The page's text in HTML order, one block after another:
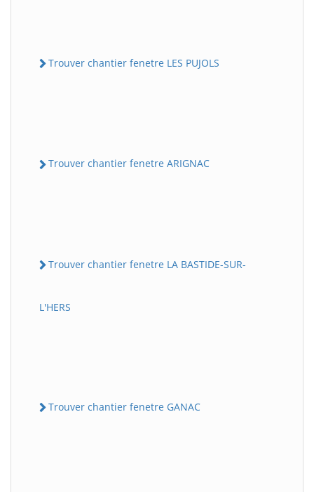
Trouver chantier fenetre LES PUJOLS
Trouver chantier fenetre ARIGNAC
Trouver chantier fenetre LA BASTIDE-SUR-
L'HERS
Trouver chantier fenetre GANAC